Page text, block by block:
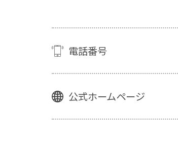
電話番号
公式ホームページ